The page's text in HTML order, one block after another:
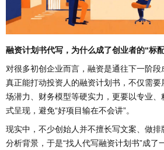
融资计划书代写，为什么成了创业者的“标
对很多初创企业而言，融资是通往下一阶段
真正能打动投资人的融资计划书，不仅需
场潜力、财务模型等硬实力，更要以专业
式呈现，避免“好项目输在不会讲”。
现实中，不少创始人并不擅长写文案、做
分析背景，于是“找人代写融资计划书”成了